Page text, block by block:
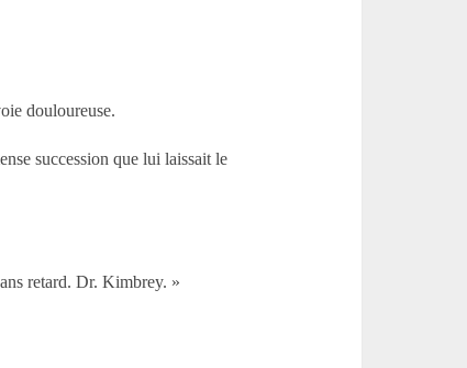
douloureuse.
succession que lui laissait le
retard. Dr. Kimbrey. »